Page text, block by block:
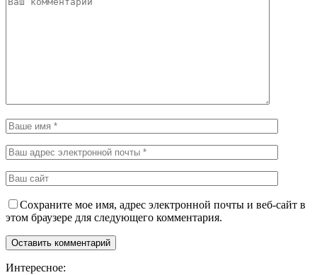
Сохраните мое имя, адрес электронной почты и веб-сайт в
этом браузере для следующего комментария.
Интересное: